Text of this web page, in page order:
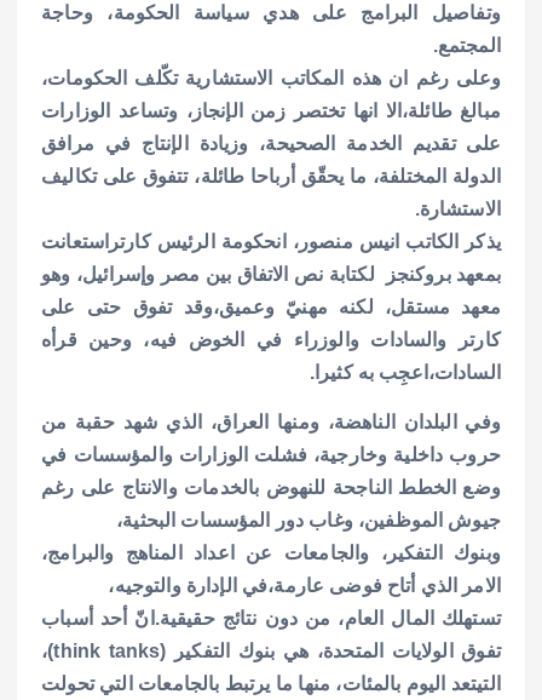
وتفاصيل البرامج على هدي سياسة الحكومة، وحاجة
المجتمع.
وعلى رغم ان هذه المكاتب الاستشارية تكّلف الحكومات،
مبالغ طائلة،الا انها تختصر زمن الإنجاز، وتساعد الوزارات
على تقديم الخدمة الصحيحة، وزيادة الإنتاج في مرافق
الدولة المختلفة، ما يحقّق أرباحا طائلة، تتفوق على تكاليف
الاستشارة.
يذكر الكاتب انيس منصور، انحكومة الرئيس كارتراستعانت
بمعهد بروكنجز‏ ‏ لكتابة نص الاتفاق بين مصر وإسرائيل، وهو
معهد مستقل، لكنه مهنيّ وعميق،وقد تفوق حتى على
كارتر والسادات والوزراء في الخوض فيه، وحين قرأه
السادات،اعجِب به كثيرا.‏
وفي البلدان الناهضة، ومنها العراق، الذي شهد حقبة من
حروب داخلية وخارجية، فشلت الوزارات والمؤسسات في
وضع الخطط الناجحة للنهوض بالخدمات والانتاج على رغم
جيوش الموظفين، وغاب دور المؤسسات البحثية،
وبنوك التفكير، والجامعات عن اعداد المناهج والبرامج،
الامر الذي أتاح فوضى عارمة،في الإدارة والتوجيه،
تستهلك المال العام، من دون نتائج حقيقية. انّ أحد أسباب
تفوق الولايات المتحدة، هي بنوك التفكير (think tanks)،
التيتعد اليوم بالمئات، منها ما يرتبط بالجامعات التي تحولت